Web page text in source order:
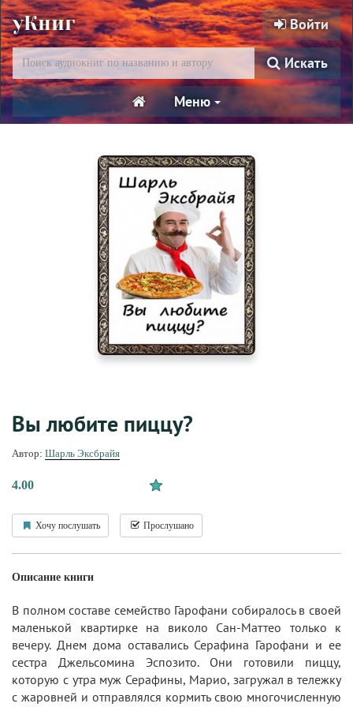
уКниг Войти
Искать
Меню
Вы любите пиццу?
Автор: Шарль Эксбрайя
4.00
Хочу послушать Прослушано
Описание книги
В полном составе семейство Гарофани собиралось в своей
маленькой квартирке на виколо Сан-Маттео только к
вечеру. Днем дома оставались Серафина Гарофани и ее
сестра Джельсомина Эспозито. Они готовили пиццу,
которую с утра муж Серафины, Марио, загружал в тележку
с жаровней и отправлялся кормить свою многочисленную